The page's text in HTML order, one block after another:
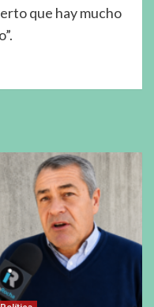
que hay mucho